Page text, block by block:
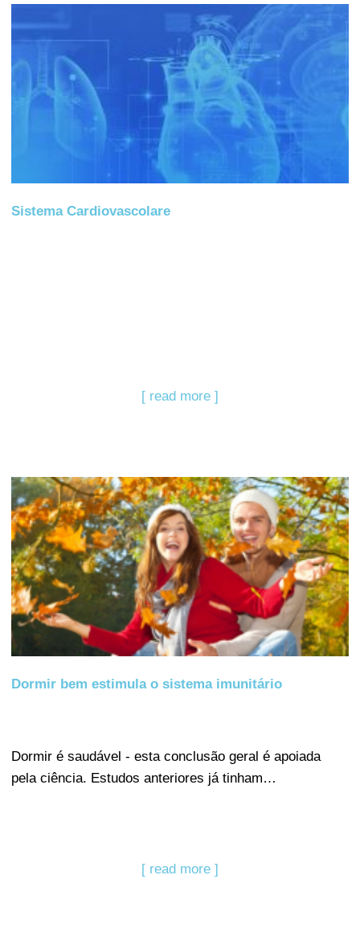
Sistema Cardiovascolare
[ read more ]
Dormir bem estimula o sistema imunitário
Dormir é saudável - esta conclusão geral é apoiada
pela ciência. Estudos anteriores já tinham…
[ read more ]